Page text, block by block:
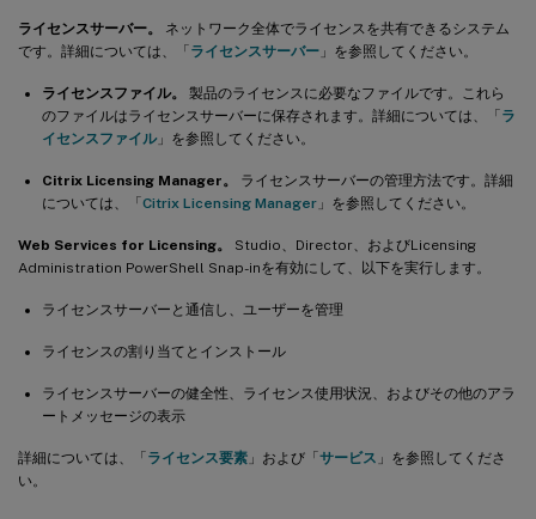
ライセンスサーバー。
ネットワーク全体でライセンスを共有できるシステム
です。詳細については、「ライセンスサーバー 」を参照してください。
ライセンスファイル。
製品のライセンスに必要なファイルです。これら
のファイルはライセンスサーバーに保存されます。詳細については、「ラ
イセンスファイル」を参照してください。
Citrix Licensing Manager。
ライセンスサーバーの管理方法です。詳細
については、「Citrix Licensing Manager 」を参照してください。
Web Services for Licensing。
Studio、Director、およびLicensing
Administration PowerShell Snap-inを有効にして、以下を実行します。
ライセンスサーバーと通信し、ユーザーを管理
ライセンスの割り当てとインストール
ライセンスサーバーの健全性、ライセンス使用状況、およびその他のアラ
ートメッセージの表示
詳細については、「ライセンス要素 」および「サービス 」を参照してくださ
い。